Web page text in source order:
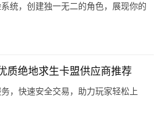
统，创建独一无二的角色，展现你的
质绝地求生卡盟供应商推荐
，快速安全交易，助力玩家轻松上